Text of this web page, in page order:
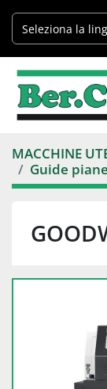
Seleziona la
MACCHINE
Guide piane